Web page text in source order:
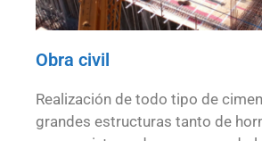
Obra civil
Realización de todo tipo de
grandes estructuras tanto de